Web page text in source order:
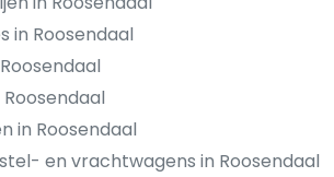
in Roosendaal
in Roosendaal
en vrachtwagens in Roosendaal